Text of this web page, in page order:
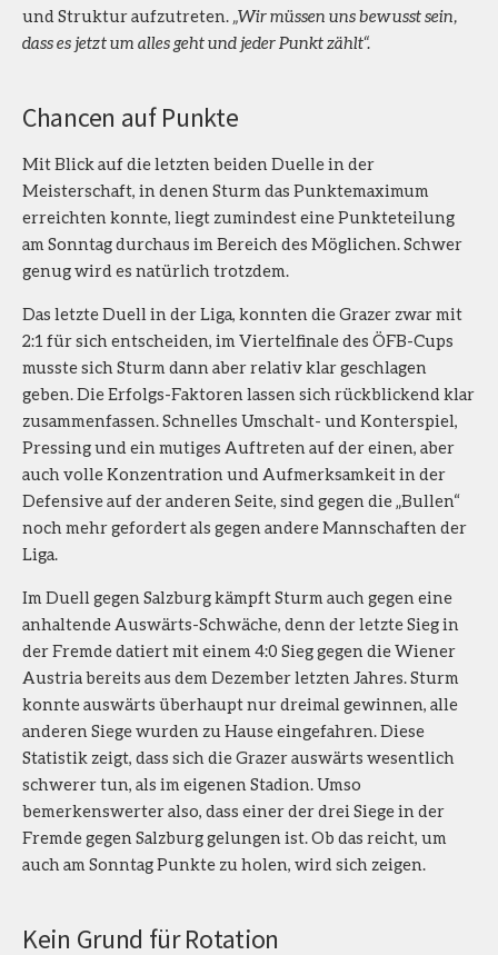
und Struktur aufzutreten. „Wir müssen uns bewusst sein,
dass es jetzt um alles geht und jeder Punkt zählt“.
Chancen auf Punkte
Mit Blick auf die letzten beiden Duelle in der
Meisterschaft, in denen Sturm das Punktemaximum
erreichten konnte, liegt zumindest eine Punkteteilung
am Sonntag durchaus im Bereich des Möglichen. Schwer
genug wird es natürlich trotzdem.
Das letzte Duell in der Liga, konnten die Grazer zwar mit
2:1 für sich entscheiden, im Viertelfinale des ÖFB-Cups
musste sich Sturm dann aber relativ klar geschlagen
geben. Die Erfolgs-Faktoren lassen sich rückblickend klar
zusammenfassen. Schnelles Umschalt- und Konterspiel,
Pressing und ein mutiges Auftreten auf der einen, aber
auch volle Konzentration und Aufmerksamkeit in der
Defensive auf der anderen Seite, sind gegen die „Bullen“
noch mehr gefordert als gegen andere Mannschaften der
Liga.
Im Duell gegen Salzburg kämpft Sturm auch gegen eine
anhaltende Auswärts-Schwäche, denn der letzte Sieg in
der Fremde datiert mit einem 4:0 Sieg gegen die Wiener
Austria bereits aus dem Dezember letzten Jahres. Sturm
konnte auswärts überhaupt nur dreimal gewinnen, alle
anderen Siege wurden zu Hause eingefahren. Diese
Statistik zeigt, dass sich die Grazer auswärts wesentlich
schwerer tun, als im eigenen Stadion. Umso
bemerkenswerter also, dass einer der drei Siege in der
Fremde gegen Salzburg gelungen ist. Ob das reicht, um
auch am Sonntag Punkte zu holen, wird sich zeigen.
Kein Grund für Rotation